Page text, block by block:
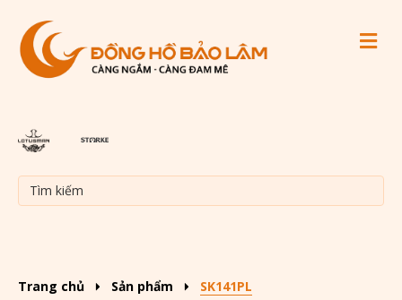
Trang chủ Sản phẩm SK141PL